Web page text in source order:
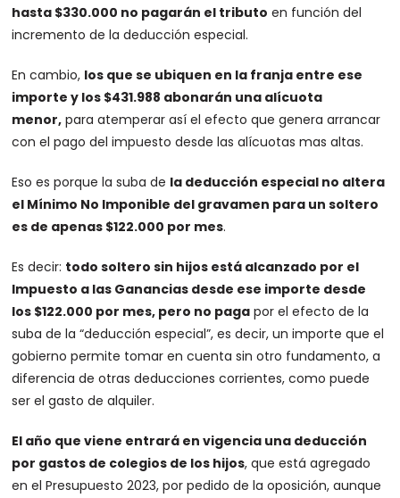
hasta $330.000 no pagarán el tributo en función del
incremento de la deducción especial.
En cambio, los que se ubiquen en la franja entre ese
importe y los $431.988 abonarán una alícuota
menor, para atemperar así el efecto que genera arrancar
con el pago del impuesto desde las alícuotas mas altas.
Eso es porque la suba de la deducción especial no altera
el Mínimo No Imponible del gravamen para un soltero
es de apenas $122.000 por mes.
Es decir: todo soltero sin hijos está alcanzado por el
Impuesto a las Ganancias desde ese importe desde
los $122.000 por mes, pero no paga por el efecto de la
suba de la “deducción especial”, es decir, un importe que el
gobierno permite tomar en cuenta sin otro fundamento, a
diferencia de otras deducciones corrientes, como puede
ser el gasto de alquiler.
El año que viene entrará en vigencia una deducción
por gastos de colegios de los hijos, que está agregado
en el Presupuesto 2023, por pedido de la oposición, aunque